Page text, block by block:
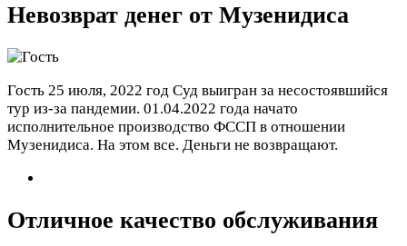
Невозврат денег от Музенидиса
Гость 25 июля, 2022 год Суд выигран за несостоявшийся
тур из-за пандемии. 01.04.2022 года начато
исполнительное производство ФССП в отношении
Музенидиса. На этом все. Деньги не возвращают.
Отличное качество обслуживания